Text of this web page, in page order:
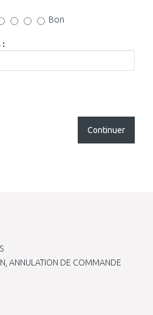
Bon
:
Continuer
ANNULATION DE COMMANDE